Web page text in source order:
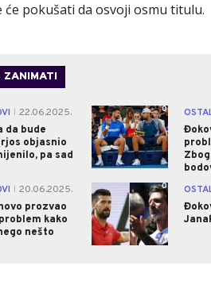
će pokušati da osvoji osmu titulu.
ZANIMATI
22.06.2025.
da bude
objasnio
pa sad
0
20.06.2025.
prozvao
kako
nešto
0